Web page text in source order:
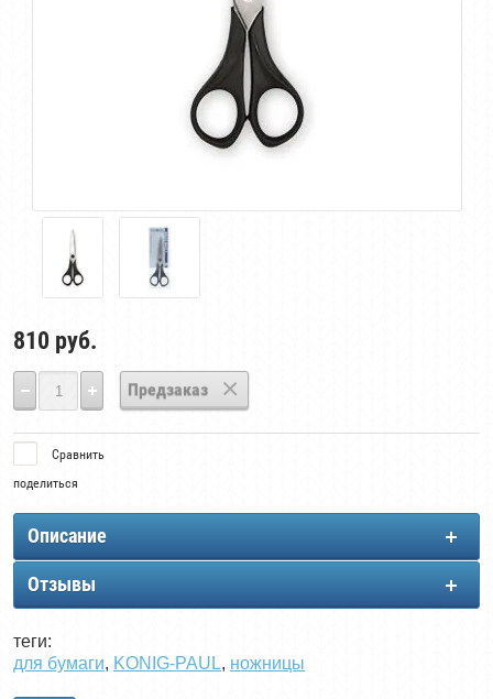
810 руб.
Предзаказ
Сравнить
поделиться
Описание
Отзывы
теги:
для бумаги, KONIG-PAUL, ножницы